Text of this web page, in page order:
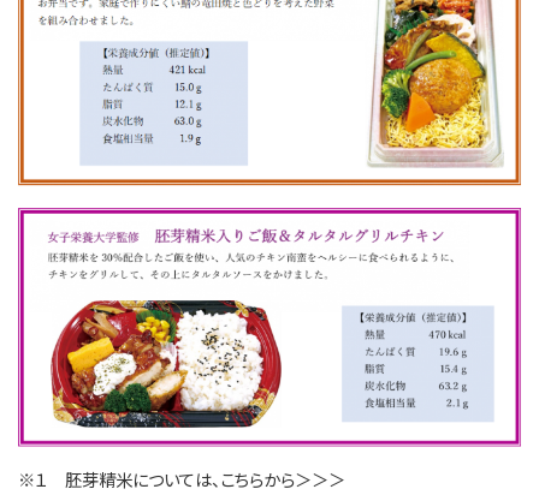
※１ 胚芽精米については、こちらから＞＞＞